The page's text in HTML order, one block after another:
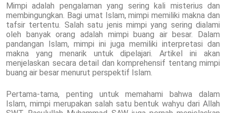
Mimpi adalah pengalaman yang sering kali misterius dan
membingungkan. Bagi umat Islam, mimpi memiliki makna dan
tafsir tertentu. Salah satu jenis mimpi yang sering dialami
oleh banyak orang adalah mimpi buang air besar. Dalam
pandangan Islam, mimpi ini juga memiliki interpretasi dan
makna yang menarik untuk dipelajari. Artikel ini akan
menjelaskan secara detail dan komprehensif tentang mimpi
buang air besar menurut perspektif Islam.
Pertama-tama, penting untuk memahami bahwa dalam
Islam, mimpi merupakan salah satu bentuk wahyu dari Allah